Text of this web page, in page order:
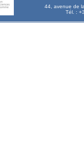
44, avenue de
Tél. :